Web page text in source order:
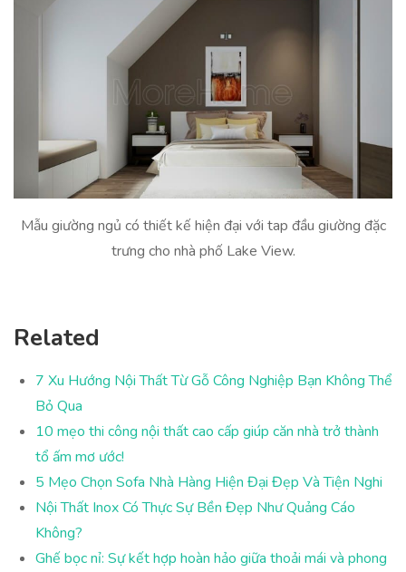
Mẫu giường ngủ có thiết kế hiện đại với tap đầu giường đặc
trưng cho nhà phố Lake View.
Related
7 Xu Hướng Nội Thất Từ Gỗ Công Nghiệp Bạn Không Thể
Bỏ Qua
10 mẹo thi công nội thất cao cấp giúp căn nhà trở thành
tổ ấm mơ ước!
5 Mẹo Chọn Sofa Nhà Hàng Hiện Đại Đẹp Và Tiện Nghi
Nội Thất Inox Có Thực Sự Bền Đẹp Như Quảng Cáo
Không?
Ghế bọc nỉ: Sự kết hợp hoàn hảo giữa thoải mái và phong